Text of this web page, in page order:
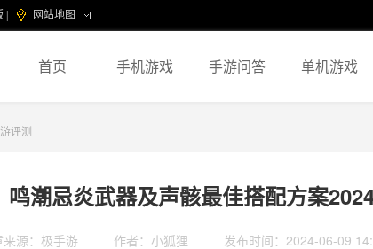
网站地图
首页 手机游戏 手游问答 单机游戏
评测
鸣潮忌炎武器及声骸最佳搭配方案
来源：极手游 作者：小狐狸 发布时间：2024-06-09